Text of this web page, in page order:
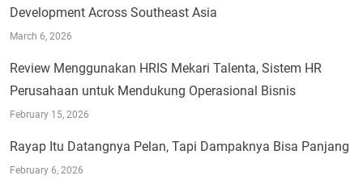
Development Across Southeast Asia
March 6, 2026
Review Menggunakan HRIS Mekari Talenta, Sistem HR
Perusahaan untuk Mendukung Operasional Bisnis
February 15, 2026
Rayap Itu Datangnya Pelan, Tapi Dampaknya Bisa Panjang
February 6, 2026